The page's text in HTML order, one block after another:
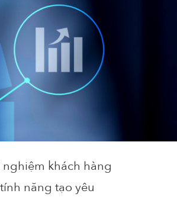
khách hàng
năng tạo yêu